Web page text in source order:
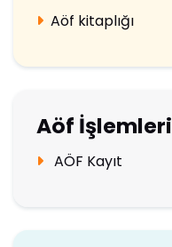
Aöf kitaplığı
Aöf İşlemleri
AÖF Kayıt